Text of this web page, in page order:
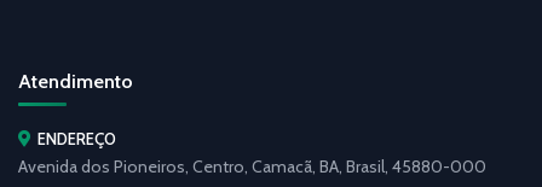
Atendimento
ENDEREÇO
Avenida dos Pioneiros, Centro, Camacã, BA, Brasil, 45880-000